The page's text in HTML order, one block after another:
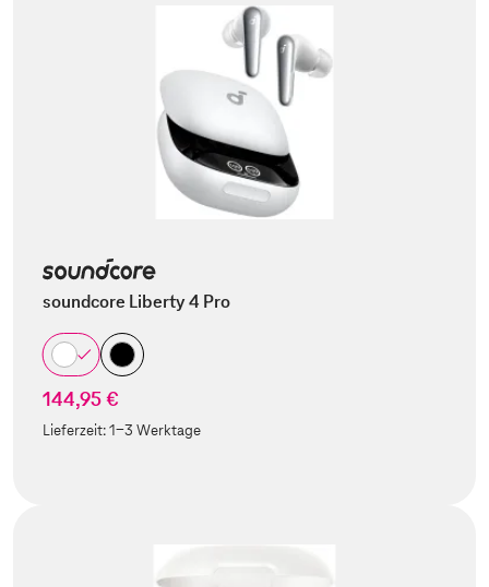
soundcore Liberty 4 Pro
144,95 €
Lieferzeit:1-3 Werktage